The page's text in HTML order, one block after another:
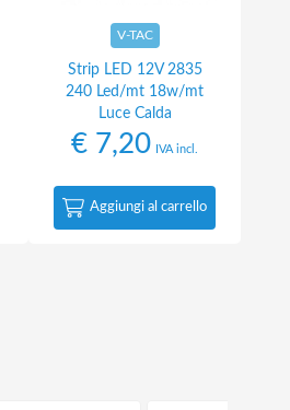
V-TAC
Strip LED 12V 2835
240 Led/mt 18w/mt
Luce Calda
€ 7,20 IVA incl.
Aggiungi al carrello